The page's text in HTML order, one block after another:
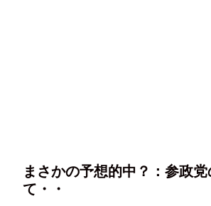
まさかの予想的中？：参政
て・・